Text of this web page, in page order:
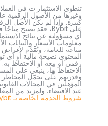
تنطوي الاستثمارات في
كبيرة. وإذا لم يكن الأصل
أي مسؤولية عن نتائج
معلومات الأسعار والبيانات
متاحة للعامة، وتُقدَّم
المحتوى نصيحة مالية أو
رقمي أو بيعه أو الاحتفاظ
الاحتفاظ بها، ينبغي على
وقدرتهم على تحمّل المخاطر
المؤهلين في المجالات
عند الاقتضاء. ولمزيد من
شروط الخدمة الخاصة بـ Bybit